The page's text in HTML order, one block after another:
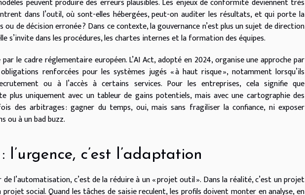
peuvent produire des erreurs plausibles. Les enjeux de conformité deviennent très
dans l’outil, où sont-elles hébergées, peut-on auditer les résultats, et qui porte la
ou de décision erronée ? Dans ce contexte, la gouvernance n’est plus un sujet de direction
s’invite dans les procédures, les chartes internes et la formation des équipes.
le cadre réglementaire européen. L’AI Act, adopté en 2024, organise une approche par
renforcées pour les systèmes jugés « à haut risque », notamment lorsqu’ils
ou à l’accès à certains services. Pour les entreprises, cela signifie que
plus uniquement avec un tableur de gains potentiels, mais avec une cartographie des
des arbitrages : gagner du temps, oui, mais sans fragiliser la confiance, ni exposer
ou à un bad buzz.
l’urgence, c’est l’adaptation
l’automatisation, c’est de la réduire à un « projet outil ». Dans la réalité, c’est un projet
social. Quand les tâches de saisie reculent, les profils doivent monter en analyse, en